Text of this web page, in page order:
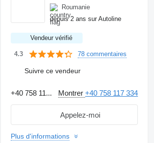
Roumanie
depuis 2 ans sur Autoline
Vendeur vérifié
4.3 78 commentaires
Suivre ce vendeur
+40 758 11... Montrer+40 758 117 334
Appelez-moi
Plus d'informations